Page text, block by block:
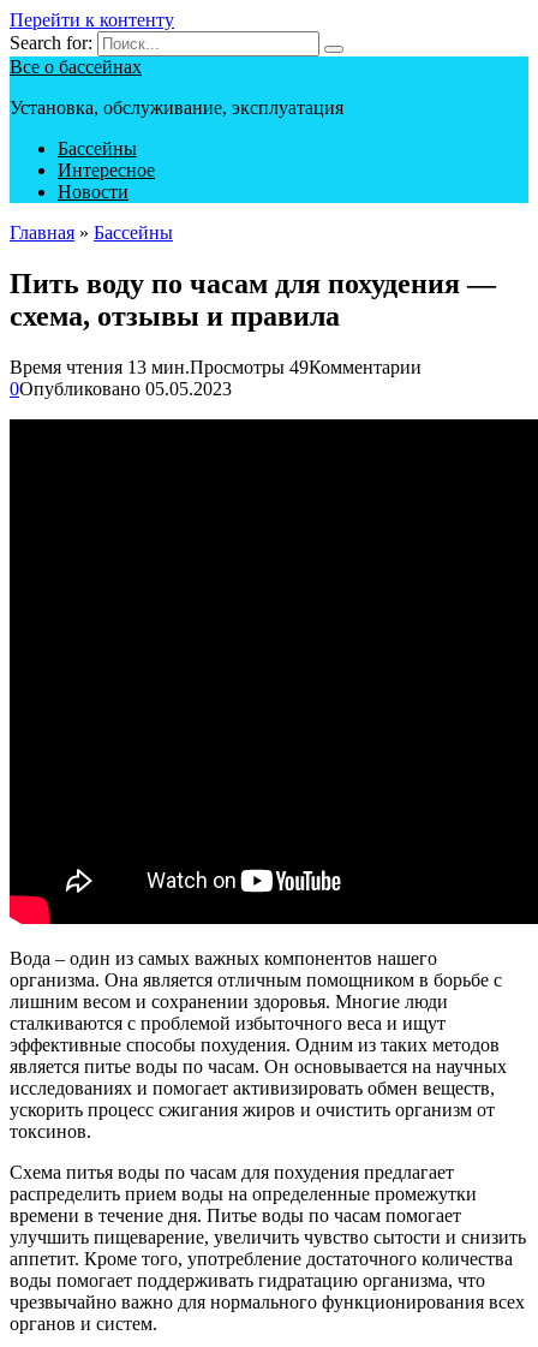
Перейти к контенту
Search for:
Все о бассейнах
Установка, обслуживание, эксплуатация
Бассейны
Интересное
Новости
Главная » Бассейны
Пить воду по часам для похудения —
схема, отзывы и правила
Время чтения 13 мин.Просмотры 49Комментарии
0Опубликовано 05.05.2023
Вода – один из самых важных компонентов нашего
организма. Она является отличным помощником в борьбе с
лишним весом и сохранении здоровья. Многие люди
сталкиваются с проблемой избыточного веса и ищут
эффективные способы похудения. Одним из таких методов
является питье воды по часам. Он основывается на научных
исследованиях и помогает активизировать обмен веществ,
ускорить процесс сжигания жиров и очистить организм от
токсинов.
Схема питья воды по часам для похудения предлагает
распределить прием воды на определенные промежутки
времени в течение дня. Питье воды по часам помогает
улучшить пищеварение, увеличить чувство сытости и снизить
аппетит. Кроме того, употребление достаточного количества
воды помогает поддерживать гидратацию организма, что
чрезвычайно важно для нормального функционирования всех
органов и систем.